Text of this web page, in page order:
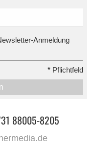
Anmeldung
* Pflichtfeld
88005-8205